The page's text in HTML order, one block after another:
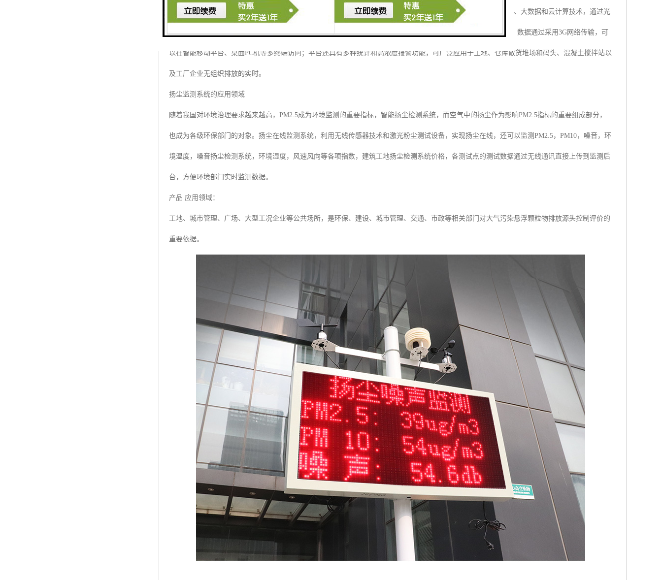
扬尘监测设备终端、视频采集终端、数据监测及传输、服务器、管理软件、手机客户端等组成。系统集成了物联网、大数据和云计算技术，通过光
散射在线监测仪、360球形摄像头、气象五参数采集设备和采集传输等设备，实现了实时、远程、自动颗粒物浓度；数据通过采用3G网络传输，可
以在智能移动平台、桌面PC机等多终端访问；平台还具有多种统计和高浓度报警功能，可广泛应用于工地、仓库散货堆场和码头、混凝土搅拌站以
及工厂企业无组织排放的实时。
扬尘监测系统的应用领域
随着我国对环境治理要求越来越高，PM2.5成为环境监测的重要指标，智能扬尘检测系统，而空气中的扬尘作为影响PM2.5指标的重要组成部分，
也成为各级环保部门的对象。扬尘在线监测系统，利用无线传感器技术和激光粉尘测试设备，实现扬尘在线，还可以监测PM2.5，PM10，噪音，环
境温度，噪音扬尘检测系统，环境湿度，风速风向等各项指数，建筑工地扬尘检测系统价格，各测试点的测试数据通过无线通讯直接上传到监测后
台，方便环境部门实时监测数据。
产品 应用领域：
工地、城市管理、广场、大型工况企业等公共场所，是环保、建设、城市管理、交通、市政等相关部门对大气污染悬浮颗粒物排放源头控制评价的
重要依据。